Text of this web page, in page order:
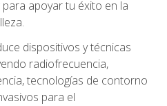
apoyar tu éxito en la
dispositivos y técnicas
radiofrecuencia,
tecnologías de contorno
para el